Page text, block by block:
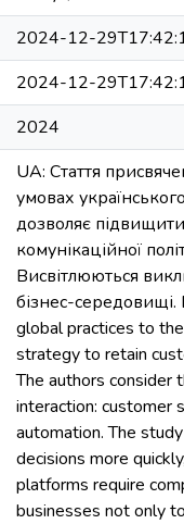
2024-12-
2024-12-
2024
UA: Стаття
умовах
дозволяє
комунікаційної
Висвітлюються
бізнес-
global practices to
strategy to retain
The authors consider
interaction: customer
automation. The
decisions more
platforms require
businesses not only